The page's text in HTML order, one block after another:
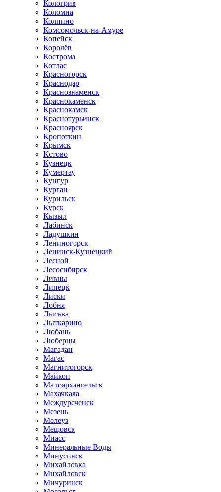
Кологрив
Коломна
Колпино
Комсомольск-на-Амуре
Копейск
Королёв
Кострома
Котлас
Красногорск
Краснодар
Краснознаменск
Краснокаменск
Краснокамск
Краснотурьинск
Красноярск
Кропоткин
Крымск
Кстово
Кузнецк
Кумертау
Кунгур
Курган
Курильск
Курск
Кызыл
Лабинск
Ладушкин
Лениногорск
Ленинск-Кузнецкий
Лесной
Лесосибирск
Ливны
Липецк
Лиски
Лобня
Лысьва
Лыткарино
Любань
Люберцы
Магадан
Магас
Магнитогорск
Майкоп
Малоархангельск
Махачкала
Междуреченск
Мезень
Мелеуз
Мещовск
Миасс
Минеральные Воды
Минусинск
Михайловка
Михайловск
Мичуринск